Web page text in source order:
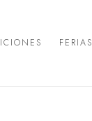
FERIAS